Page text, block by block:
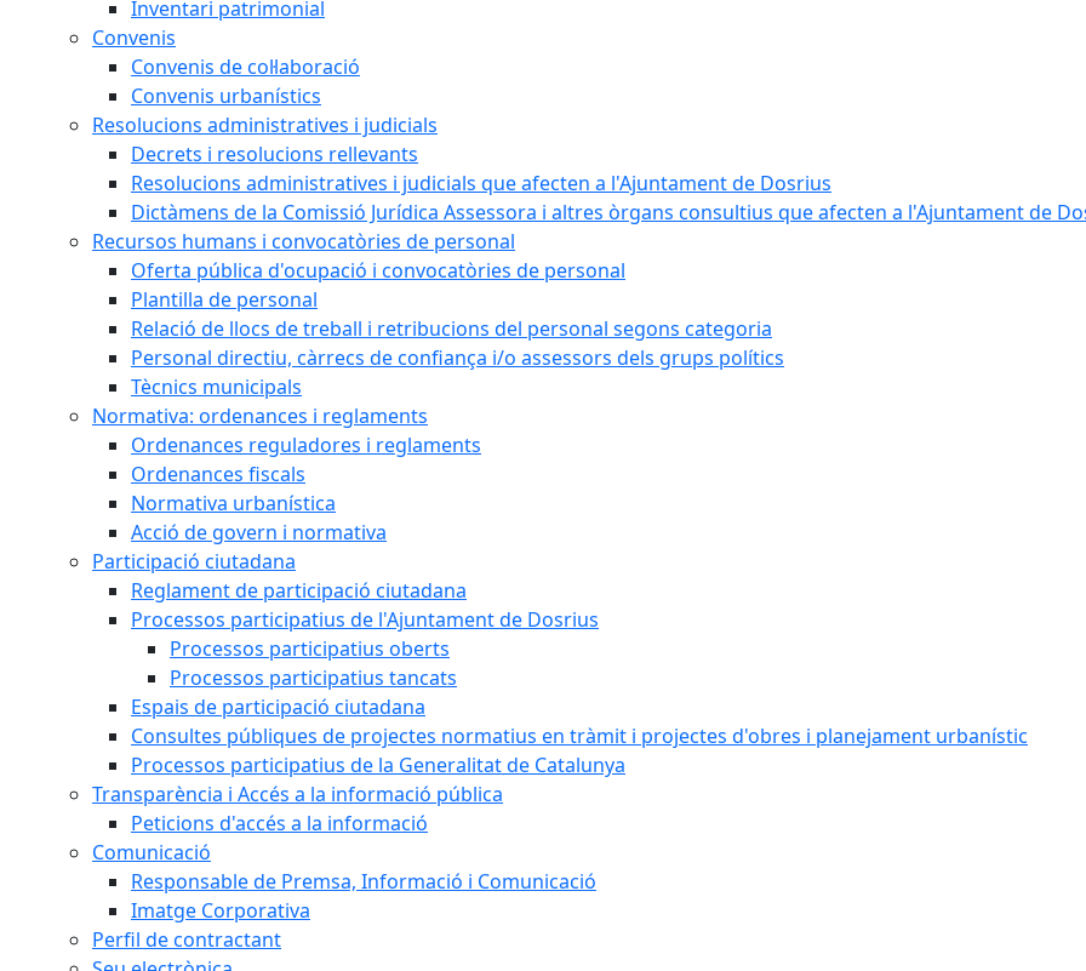
Inventari patrimonial
Convenis
Convenis de col·laboració
Convenis urbanístics
Resolucions administratives i judicials
Decrets i resolucions rellevants
Resolucions administratives i judicials que afecten a l'Ajuntament de Dosrius
Dictàmens de la Comissió Jurídica Assessora i altres òrgans consultius que afecten a l'Ajuntament de
Recursos humans i convocatòries de personal
Oferta pública d'ocupació i convocatòries de personal
Plantilla de personal
Relació de llocs de treball i retribucions del personal segons categoria
Personal directiu, càrrecs de confiança i/o assessors dels grups polítics
Tècnics municipals
Normativa: ordenances i reglaments
Ordenances reguladores i reglaments
Ordenances fiscals
Normativa urbanística
Acció de govern i normativa
Participació ciutadana
Reglament de participació ciutadana
Processos participatius de l'Ajuntament de Dosrius
Processos participatius oberts
Processos participatius tancats
Espais de participació ciutadana
Consultes públiques de projectes normatius en tràmit i projectes d'obres i planejament urbanístic
Processos participatius de la Generalitat de Catalunya
Transparència i Accés a la informació pública
Peticions d'accés a la informació
Comunicació
Responsable de Premsa, Informació i Comunicació
Imatge Corporativa
Perfil de contractant